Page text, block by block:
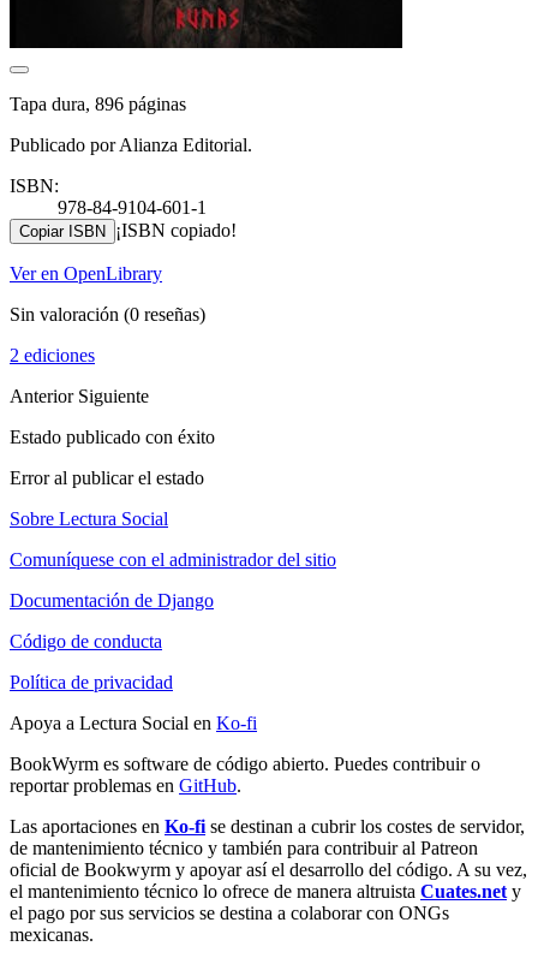
Tapa dura, 896 páginas
Publicado por Alianza Editorial.
ISBN:
978-84-9104-601-1
Copiar ISBN ¡ISBN copiado!
Ver en OpenLibrary
Sin valoración (0 reseñas)
2 ediciones
Anterior Siguiente
Estado publicado con éxito
Error al publicar el estado
Sobre Lectura Social
Comuníquese con el administrador del sitio
Documentación de Django
Código de conducta
Política de privacidad
Apoya a Lectura Social en Ko-fi
BookWyrm es software de código abierto. Puedes contribuir o
reportar problemas en GitHub.
Las aportaciones en Ko-fi se destinan a cubrir los costes de servidor,
de mantenimiento técnico y también para contribuir al Patreon
oficial de Bookwyrm y apoyar así el desarrollo del código. A su vez,
el mantenimiento técnico lo ofrece de manera altruista Cuates.net y
el pago por sus servicios se destina a colaborar con ONGs
mexicanas.